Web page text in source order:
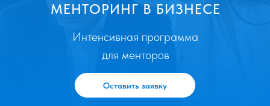
Интенсивная программа
для менторов
Оставить заявку
МЕНТОРИНГ В БИЗНЕСЕ